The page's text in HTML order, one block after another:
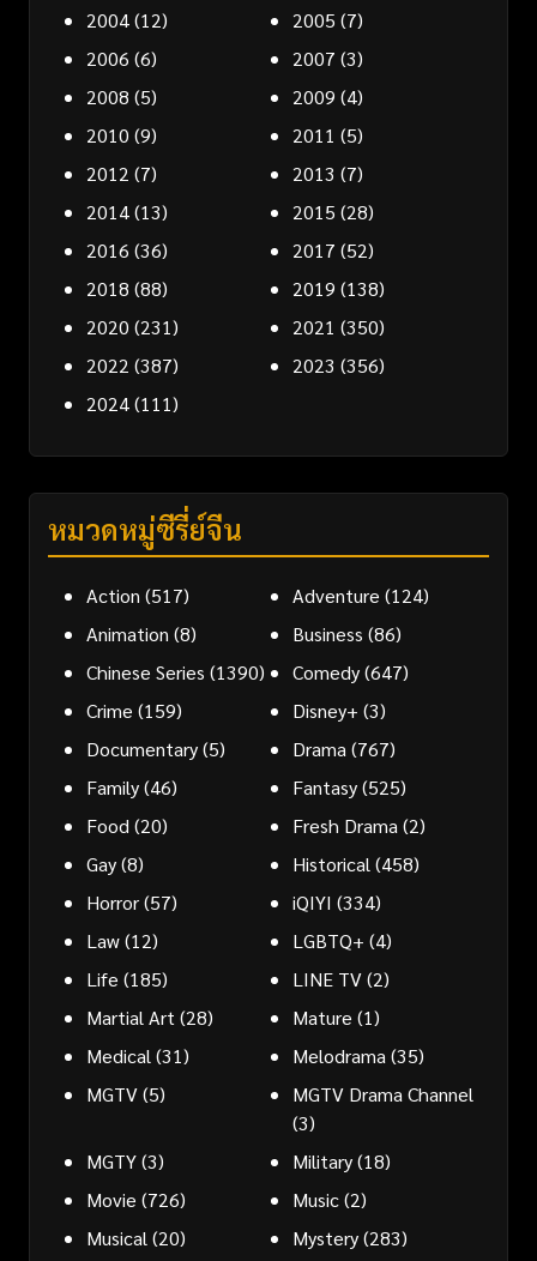
2004(12) 2005 (7)
2006 (6) 2007 (3)
2008 (5) 2009 (4)
2010 (9) 2011 (5)
2012 (7) 2013 (7)
2014(13) 2015 (28)
2016 (36) 2017 (52)
2018 (88) 2019 (138)
2020 (231) 2021 (350)
2022 (387) 2023 (356)
2024(111)
หมวดหมู่ซีรี่ย์จีน
Action (517) Adventure (124)
Animation (8) Business (86)
Chinese Series (1390) Comedy(647)
Crime (159) Disney+ (3)
Documentary(5) Drama (767)
Family(46) Fantasy(525)
Food (20) Fresh Drama (2)
Gay(8) Historical (458)
Horror(57) iQIYI (334)
Law(12) LGBTQ+ (4)
Life (185) LINE TV(2)
Martial Art (28) Mature (1)
Medical (31) Melodrama (35)
MGTV(5)
MGTV Drama Channel
(3)
MGTY(3) Military(18)
Movie (726) Music(2)
Musical (20) Mystery(283)